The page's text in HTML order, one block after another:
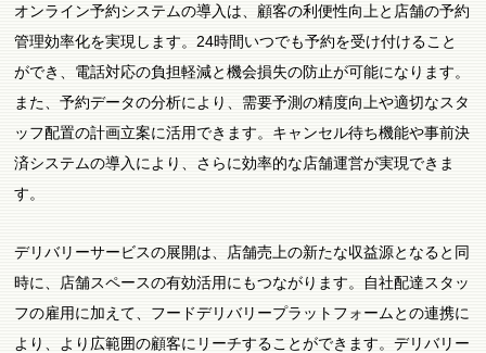
オンライン予約システムの導入は、顧客の利便性向上と店舗の予約
管理効率化を実現します。24時間いつでも予約を受け付けること
ができ、電話対応の負担軽減と機会損失の防止が可能になります。
また、予約データの分析により、需要予測の精度向上や適切なスタ
ッフ配置の計画立案に活用できます。キャンセル待ち機能や事前決
済システムの導入により、さらに効率的な店舗運営が実現できま
す。
デリバリーサービスの展開は、店舗売上の新たな収益源となると同
時に、店舗スペースの有効活用にもつながります。自社配達スタッ
フの雇用に加えて、フードデリバリープラットフォームとの連携に
より、より広範囲の顧客にリーチすることができます。デリバリー